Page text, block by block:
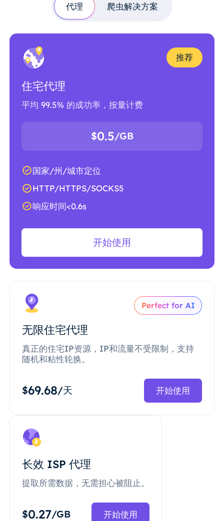
代理 爬虫解决方案
推荐
住宅代理
平均 99.5% 的成功率，按量计费
$0.5/GB
国家/州/城市定位
HTTP/HTTPS/SOCKS5
响应时间<0.6s
开始使用
Perfect for AI
无限住宅代理
真正的住宅IP资源，IP和流量不受限制，支持
随机和粘性轮换。
$69.68/天 开始使用
长效 ISP 代理
提取所需数据，无需担心被阻止。
$0.27/GB 开始使用